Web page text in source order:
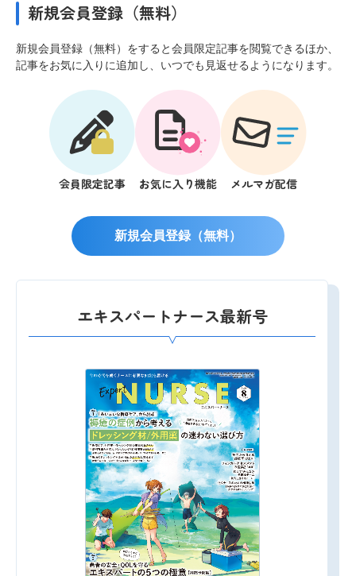
新規会員登録（無料）
新規会員登録（無料）をすると会員限定記事を閲覧できるほか、
記事をお気に入りに追加し、いつでも見返せるようになります。
会員限定記事 お気に入り機能 メルマガ配信
新規会員登録（無料）
エキスパートナース最新号